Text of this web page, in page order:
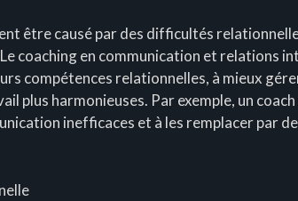
être causé par des difficultés
coaching en communication et relations
compétences relationnelles, à mieux
plus harmonieuses. Par exemple, un
inefficaces et à les remplacer par